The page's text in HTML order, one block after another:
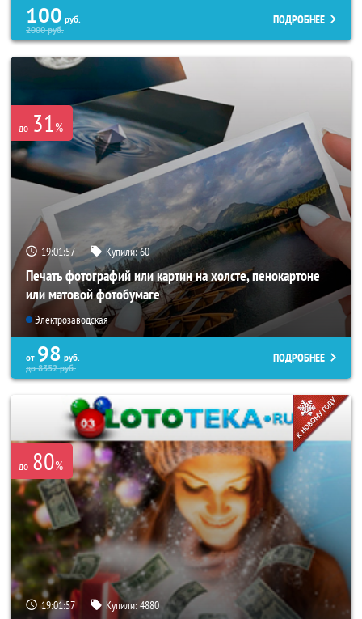
100 руб.
2000руб.
ПОДРОБНЕЕ
до 31%
19:01:53 Купили:60
Печать фотографий или картин на холсте, пенокартоне
или матовой фотобумаге
Электрозаводская
от 98 руб.
до8352руб.
ПОДРОБНЕЕ
до 80%
19:01:53 Купили:4880